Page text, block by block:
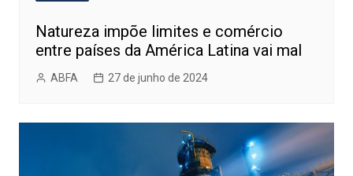
Natureza impõe limites e comércio
entre países da América Latina vai mal
ABFA 27 de junho de 2024